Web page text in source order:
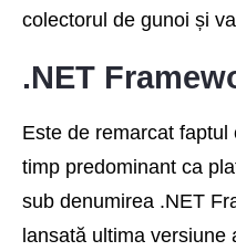
colectorul de gunoi și
.NET
Este de remarcat
timp predominant ca
sub denumirea .NET
lansată ultima versiune